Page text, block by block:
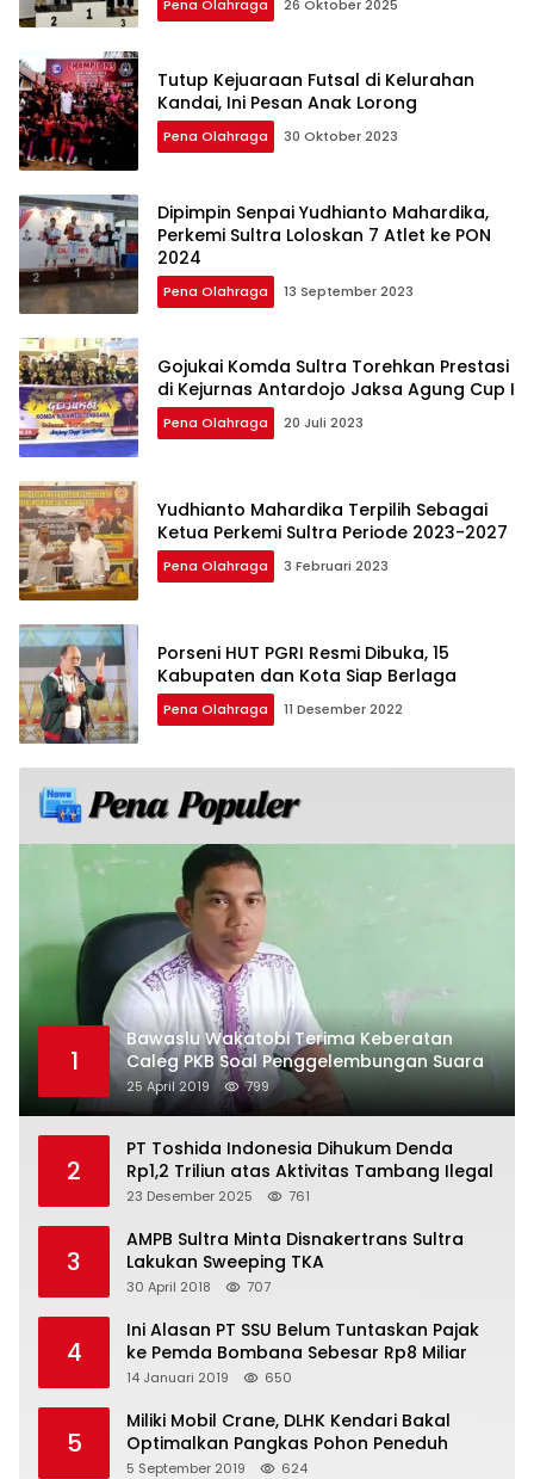
Pena Olahraga 26 Oktober 2025
Tutup Kejuaraan Futsal di Kelurahan
Kandai, Ini Pesan Anak Lorong
Pena Olahraga 30 Oktober 2023
Dipimpin Senpai Yudhianto Mahardika,
Perkemi Sultra Loloskan 7 Atlet ke PON
2024
Pena Olahraga 13 September 2023
Gojukai Komda Sultra Torehkan Prestasi
di Kejurnas Antardojo Jaksa Agung Cup I
Pena Olahraga 20 Juli 2023
Yudhianto Mahardika Terpilih Sebagai
Ketua Perkemi Sultra Periode 2023-2027
Pena Olahraga 3 Februari 2023
Porseni HUT PGRI Resmi Dibuka, 15
Kabupaten dan Kota Siap Berlaga
Pena Olahraga 11 Desember 2022
1
Bawaslu Wakatobi Terima Keberatan
Caleg PKB Soal Penggelembungan Suara
25 April 2019 799
2
PT Toshida Indonesia Dihukum Denda
Rp1,2 Triliun atas Aktivitas Tambang Ilegal
23 Desember 2025 761
3
AMPB Sultra Minta Disnakertrans Sultra
Lakukan Sweeping TKA
30 April 2018 707
4
Ini Alasan PT SSU Belum Tuntaskan Pajak
ke Pemda Bombana Sebesar Rp8 Miliar
14 Januari 2019 650
5
Miliki Mobil Crane, DLHK Kendari Bakal
Optimalkan Pangkas Pohon Peneduh
5 September 2019 624